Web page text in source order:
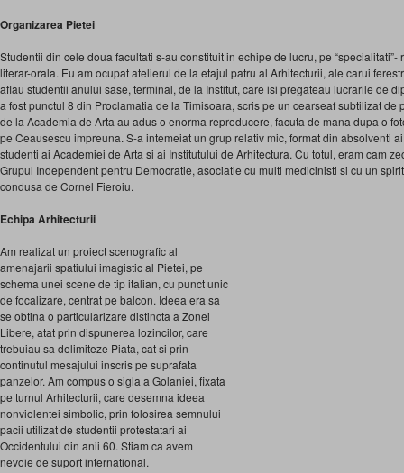
Organizarea Pietei
Studentii din cele doua facultati s-au constituit in echipe de lucru, pe
literar-orala. Eu am ocupat atelierul de la etajul patru al Arhitecturii, ale carui
aflau studentii anului sase, terminal, de la Institut, care isi pregateau lucrarile de
a fost punctul 8 din Proclamatia de la Timisoara, scris pe un cearseaf subtilizat
de la Academia de Arta au adus o enorma reproducere, facuta de mana dupa o
pe Ceausescu impreuna. S-a intemeiat un grup relativ mic, format din absolventi
studenti ai Academiei de Arta si ai Institutului de Arhitectura. Cu totul, eram cam
Grupul Independent pentru Democratie, asociatie cu multi medicinisti si cu un
condusa de Cornel Fieroiu.
Echipa Arhitecturii
Am realizat un proiect scenografic al
amenajarii spatiului imagistic al Pietei, pe
schema unei scene de tip italian, cu punct unic
de focalizare, centrat pe balcon. Ideea era sa
se obtina o particularizare distincta a Zonei
Libere, atat prin dispunerea lozincilor, care
trebuiau sa delimiteze Piata, cat si prin
continutul mesajului inscris pe suprafata
panzelor. Am compus o sigla a Golaniei, fixata
pe turnul Arhitecturii, care desemna ideea
nonviolentei simbolic, prin folosirea semnului
pacii utilizat de studentii protestatari ai
Occidentului din anii 60. Stiam ca avem
nevoie de suport international.